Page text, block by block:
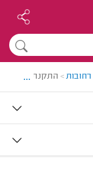
רחובות> התקנת דוד
...